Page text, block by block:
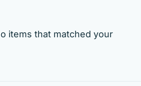
items that matched your